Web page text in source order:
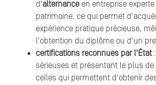
d'alternance en entreprise
patrimoine, ce qui permet
expérience pratique précieuse,
l'obtention du diplôme ou d'un
certifications reconnues par l'État:
sérieuses et présentant le plus
celles qui permettent d'obtenir